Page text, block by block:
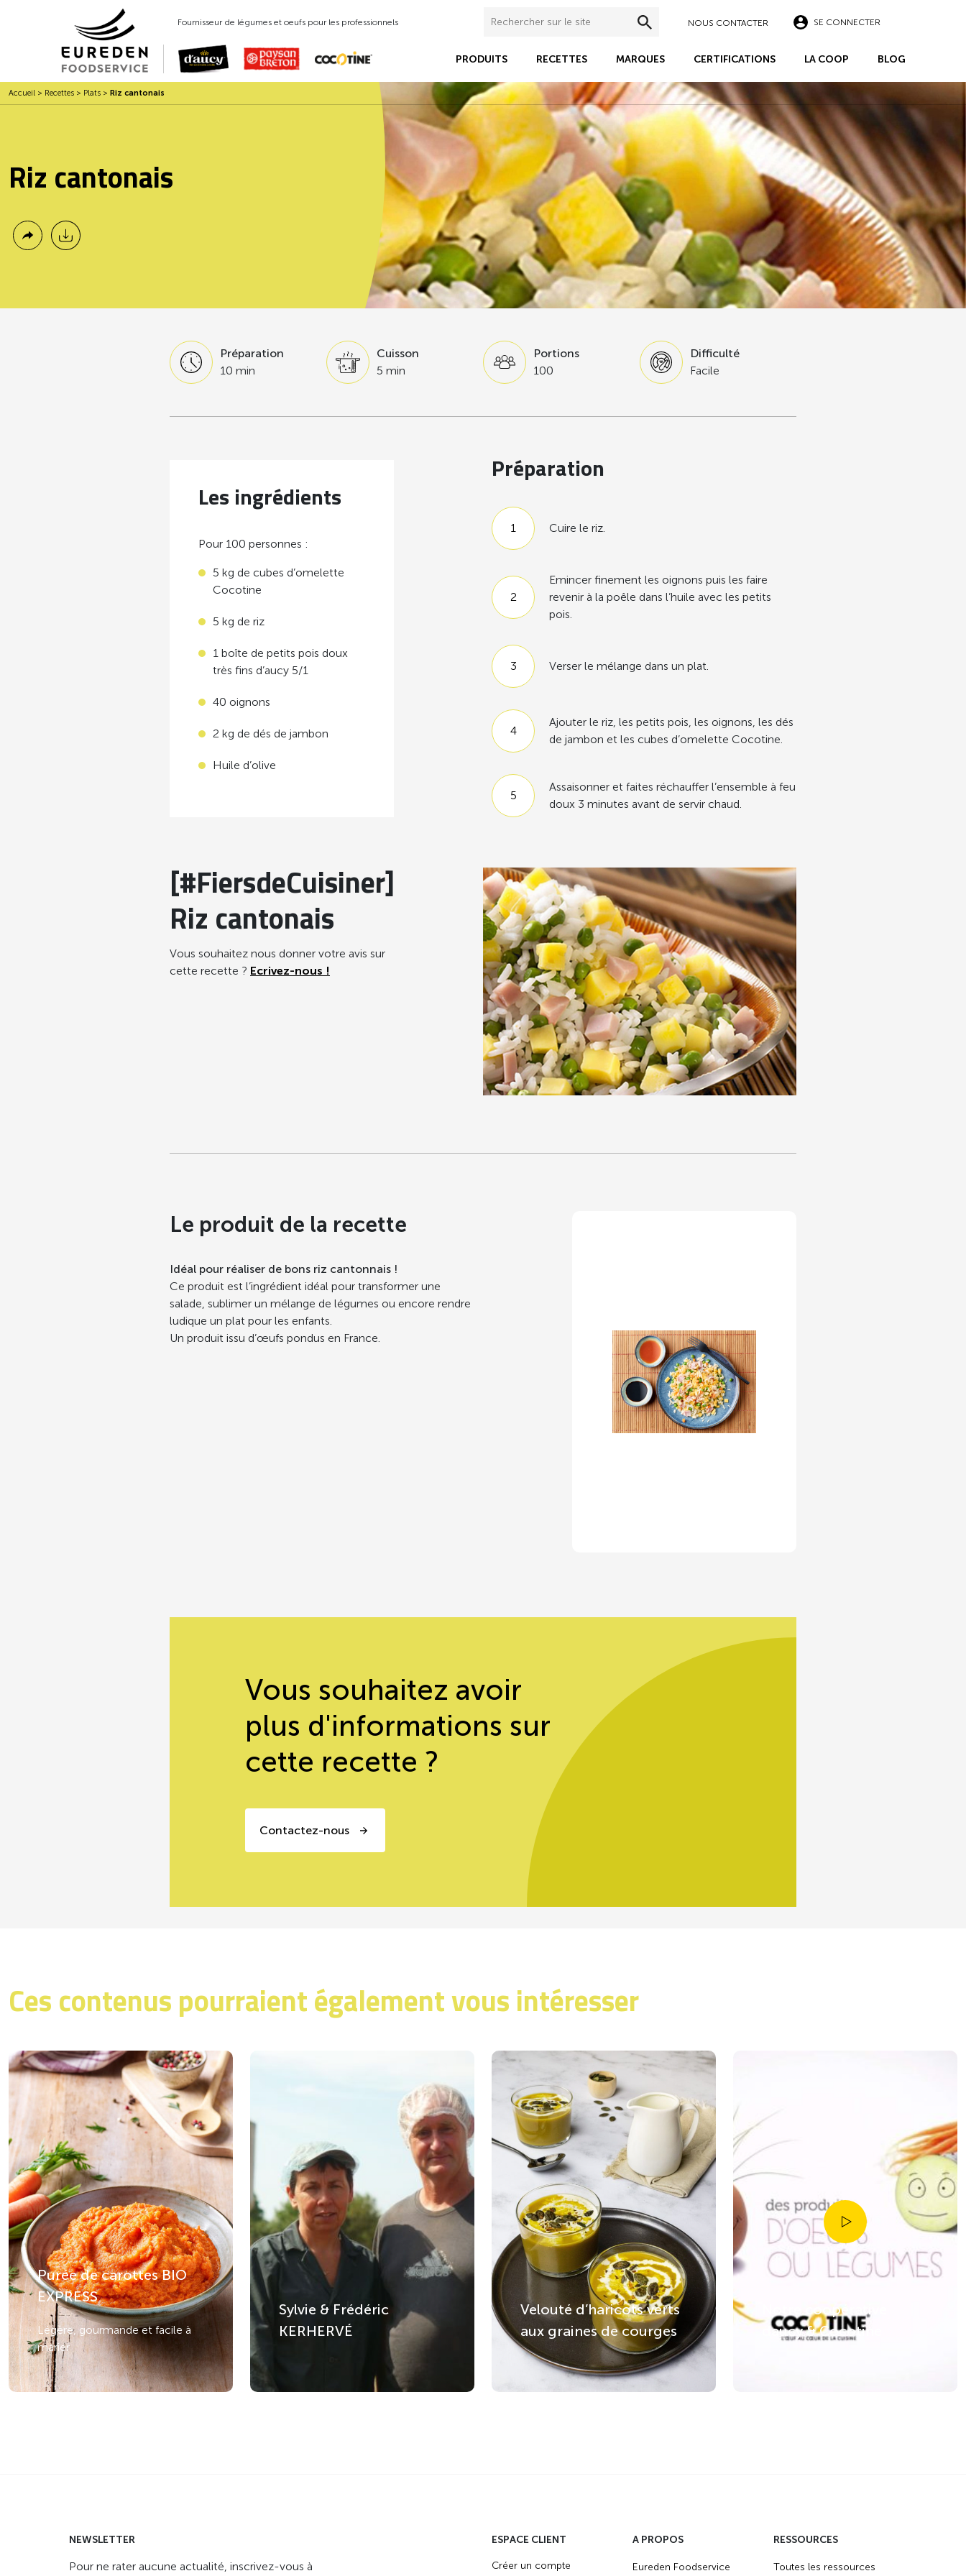
Fournisseur de légumes et oeufs pour les professionnels NOUS CONTACTER SE CONNECTER
PRODUITS RECETTES MARQUES CERTIFICATIONS LA COOP BLOG
Accueil > Recettes > Plats > Riz cantonais
Riz cantonais
Préparation
10 min
Cuisson
5 min
Portions
100
Difficulté
Facile
Les ingrédients
Pour 100 personnes :
5 kg de cubes d’omelette
Cocotine
5 kg de riz
1 boîte de petits pois doux
très fins d’aucy 5/1
40 oignons
2 kg de dés de jambon
Huile d’olive
Préparation
Cuire le riz.
Emincer finement les oignons puis les faire
revenir à la poêle dans l’huile avec les petits
pois.
Verser le mélange dans un plat.
Ajouter le riz, les petits pois, les oignons, les dés
de jambon et les cubes d’omelette Cocotine.
Assaisonner et faites réchauffer l’ensemble à feu
doux 3 minutes avant de servir chaud.
[#FiersdeCuisiner]
Riz cantonais
Vous souhaitez nous donner votre avis sur
cette recette ? Ecrivez-nous !
Le produit de la recette
Idéal pour réaliser de bons riz cantonnais !
Ce produit est l’ingrédient idéal pour transformer une
salade, sublimer un mélange de légumes ou encore rendre
ludique un plat pour les enfants.
Un produit issu d’œufs pondus en France.
Vous souhaitez avoir
plus d'informations sur
cette recette ?
Contactez-nous
Ces contenus pourraient également vous intéresser
Purée de carottes BIO
EXPRESS
Légère, gourmande et facile à
marier
Sylvie & Frédéric
KERHERVÉ
Velouté d’haricots verts
aux graines de courges
Notre coopérative
daucy & Cocotine
NEWSLETTER
Pour ne rater aucune actualité, inscrivez-vous à
ESPACE CLIENT
Créer un compte
A PROPOS
Eureden Foodservice
RESSOURCES
Toutes les ressources